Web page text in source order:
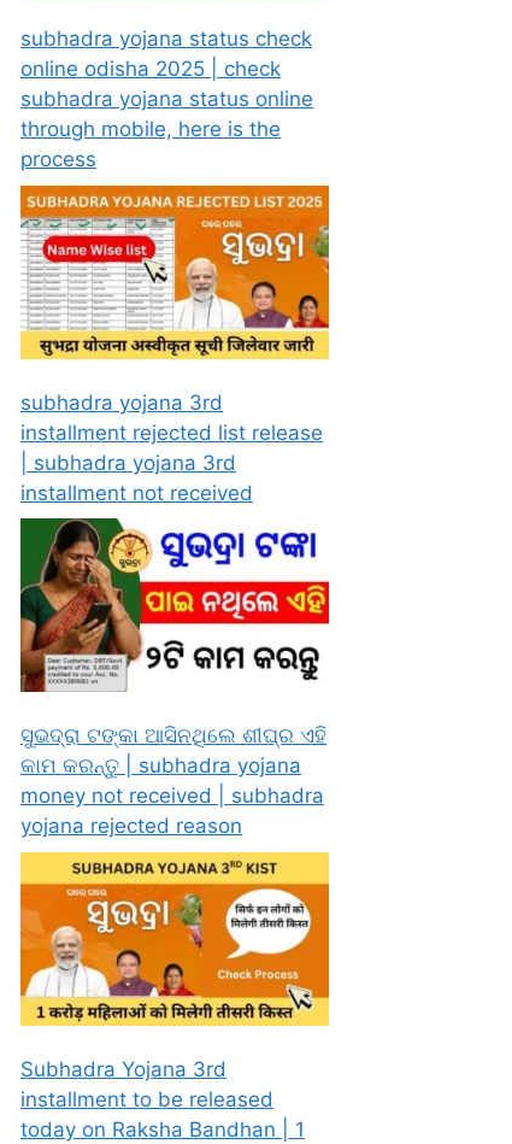
subhadra yojana status check
online odisha 2025 | check
subhadra yojana status online
through mobile, here is the
process
subhadra yojana 3rd
installment rejected list release
| subhadra yojana 3rd
installment not received
ସୁଭଦ୍ରା ଟଙ୍କା ଆସିନଥିଲେ ଶୀଘ୍ର ଏହି
କାମ କରନ୍ତୁ | subhadra yojana
money not received | subhadra
yojana rejected reason
Subhadra Yojana 3rd
installment to be released
today on Raksha Bandhan | 1